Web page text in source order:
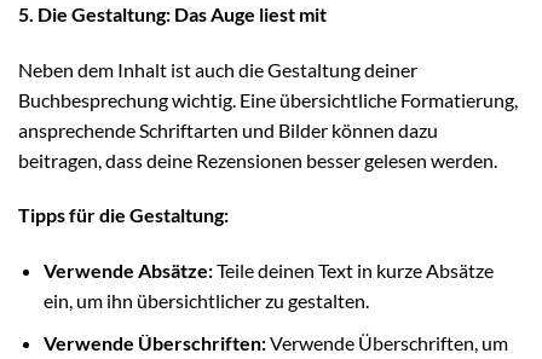
5. Die Gestaltung: Das Auge liest mit
Neben dem Inhalt ist auch die Gestaltung deiner
Buchbesprechung wichtig. Eine übersichtliche Formatierung,
ansprechende Schriftarten und Bilder können dazu
beitragen, dass deine Rezensionen besser gelesen werden.
Tipps für die Gestaltung:
Verwende Absätze:Teile deinen Text in kurze Absätze
ein, um ihn übersichtlicher zu gestalten.
Verwende Überschriften:Verwende Überschriften, um